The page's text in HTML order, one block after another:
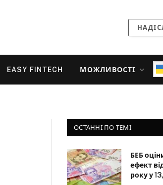
EASY FINTECH МОЖЛИВОСТІ
ОСТАННІ ПО ТЕМІ
БЕБ
ефект
року у